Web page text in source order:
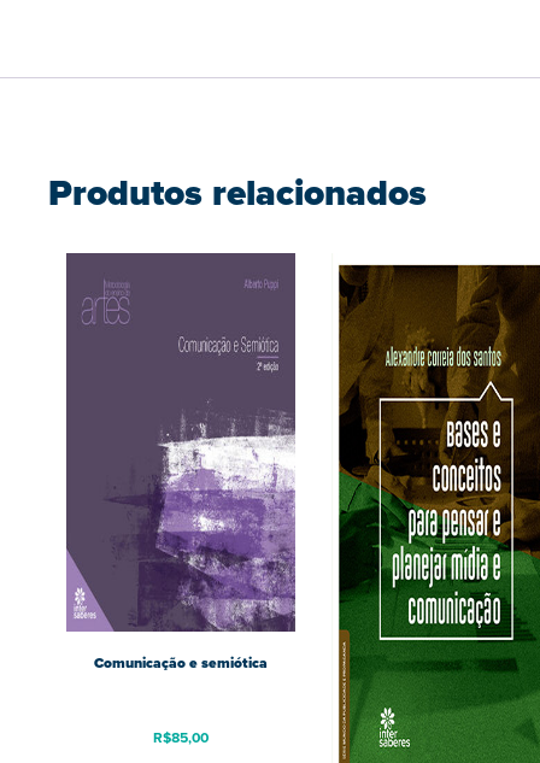
Produtos relacionados
Comunicação e semiótica
R$85,00